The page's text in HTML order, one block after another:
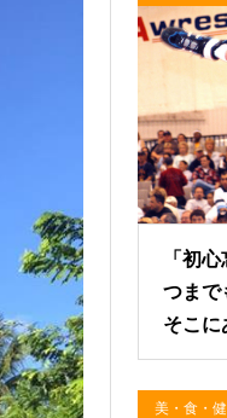
「初
つまで
そこに
美・食・